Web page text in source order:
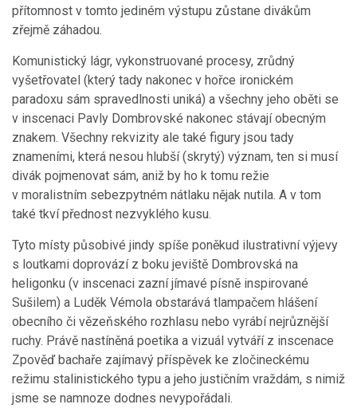
přítomnost v tomto jediném výstupu zůstane divákům
zřejmě záhadou.
Komunistický lágr, vykonstruované procesy, zrůdný
vyšetřovatel (který tady nakonec v hořce ironickém
paradoxu sám spravedlnosti uniká) a všechny jeho oběti se
v inscenaci Pavly Dombrovské nakonec stávají obecným
znakem. Všechny rekvizity ale také figury jsou tady
znameními, která nesou hlubší (skrytý) význam, ten si musí
divák pojmenovat sám, aniž by ho k tomu režie
v moralistním sebezpytném nátlaku nějak nutila. A v tom
také tkví přednost nezvyklého kusu.
Tyto místy působivé jindy spíše poněkud ilustrativní výjevy
s loutkami doprovází z boku jeviště Dombrovská na
heligonku (v inscenaci zazní jímavé písně inspirované
Sušilem) a Luděk Vémola obstarává tlampačem hlášení
obecního či vězeňského rozhlasu nebo vyrábí nejrůznější
ruchy. Právě nastíněná poetika a vizuál vytváří z inscenace
Zpověď bachaře zajímavý příspěvek ke zločineckému
režimu stalinistického typu a jeho justičním vraždám, s nimiž
jsme se namnoze dodnes nevypořádali.